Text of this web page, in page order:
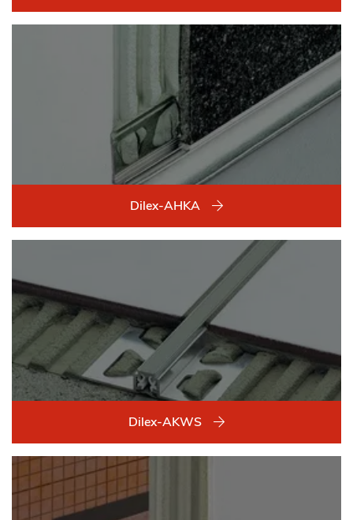
Dilex-AHKA
Dilex-AKWS